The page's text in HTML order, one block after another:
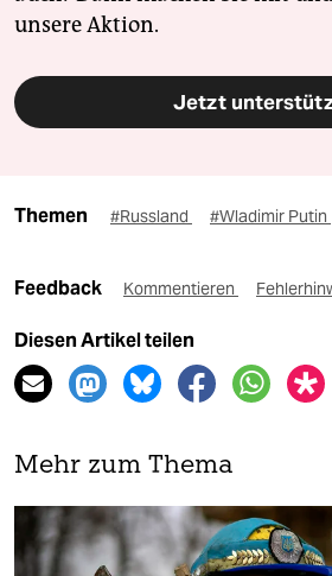
unsere Aktion.
Jetzt
Themen #Russland #Wladimir Putin
Feedback Kommentieren
Diesen Artikel teilen
Mehr zum Thema